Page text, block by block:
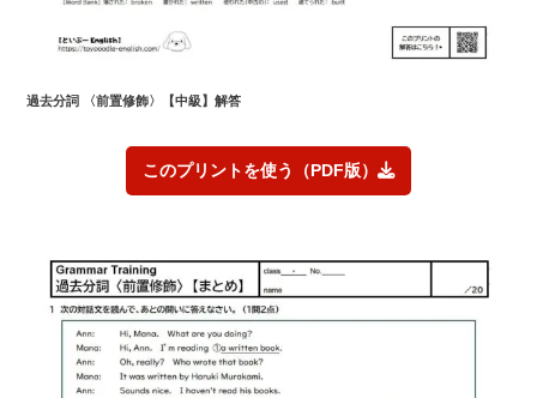
過去分詞 〈前置修飾〉 【中級】解答
このプリントを使う（PDF版）